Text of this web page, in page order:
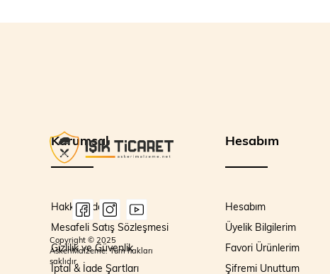
Kurumsal
Hakkımızda
Mesafeli Satış Sözleşmesi
Gizlilik ve Güvenlik
İptal & İade Şartları
Hesabım
Hesabım
Üyelik Bilgilerim
Favori Ürünlerim
Şifremi Unuttum
Copyright © 2025
AskeriMalzeme. Tüm hakları
saklıdır.